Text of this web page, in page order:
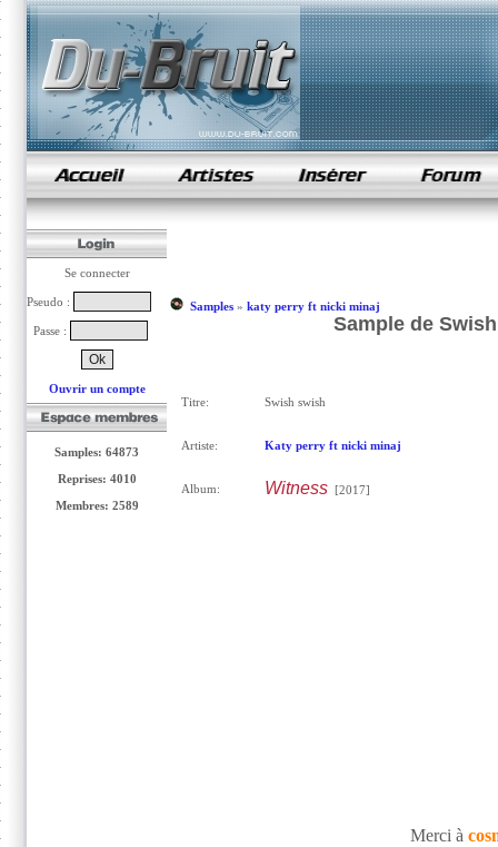
samples de rap
Se connecter
Pseudo :
Passe :
Ouvrir un compte
Samples: 64873
Reprises: 4010
Membres: 2589
Samples» katy perry ft nicki minaj
Sample de
Titre: Swish swish
Artiste: Katy perry ft nicki minaj
Album: Witness[2017]
Merci à